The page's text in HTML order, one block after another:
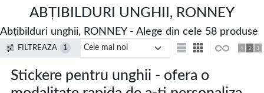
ABȚIBILDURI UNGHII, RONNEY
Abțibilduri unghii, RONNEY - Alege din cele 58 produse
FILTREAZA 1
Stickere pentru unghii - ofera o